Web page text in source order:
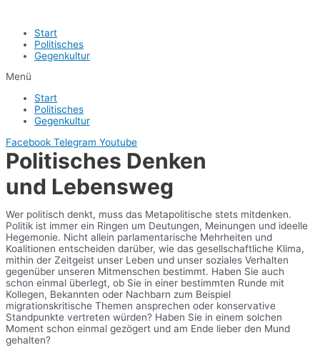
Start
Politisches
Gegenkultur
Menü
Start
Politisches
Gegenkultur
Facebook Telegram Youtube
Politisches Denken
und Lebensweg
Wer politisch denkt, muss das Metapolitische stets mitdenken.
Politik ist immer ein Ringen um Deutungen, Meinungen und ideelle
Hegemonie. Nicht allein parlamentarische Mehrheiten und
Koalitionen entscheiden darüber, wie das gesellschaftliche Klima,
mithin der Zeitgeist unser Leben und unser soziales Verhalten
gegenüber unseren Mitmenschen bestimmt. Haben Sie auch
schon einmal überlegt, ob Sie in einer bestimmten Runde mit
Kollegen, Bekannten oder Nachbarn zum Beispiel
migrationskritische Themen ansprechen oder konservative
Standpunkte vertreten würden? Haben Sie in einem solchen
Moment schon einmal gezögert und am Ende lieber den Mund
gehalten?